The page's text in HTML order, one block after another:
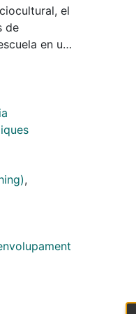
el
de
en un
de
de
del
,